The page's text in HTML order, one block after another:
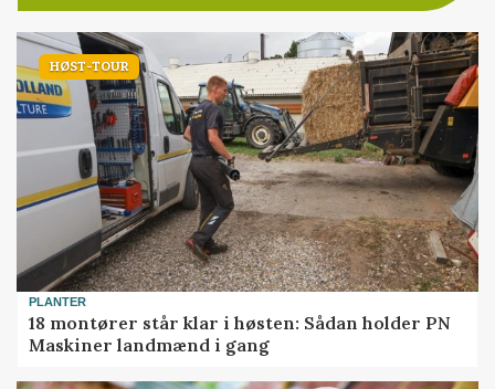
HØST-TOUR
PLANTER
18 montører står klar i høsten: Sådan holder PN
Maskiner landmænd i gang